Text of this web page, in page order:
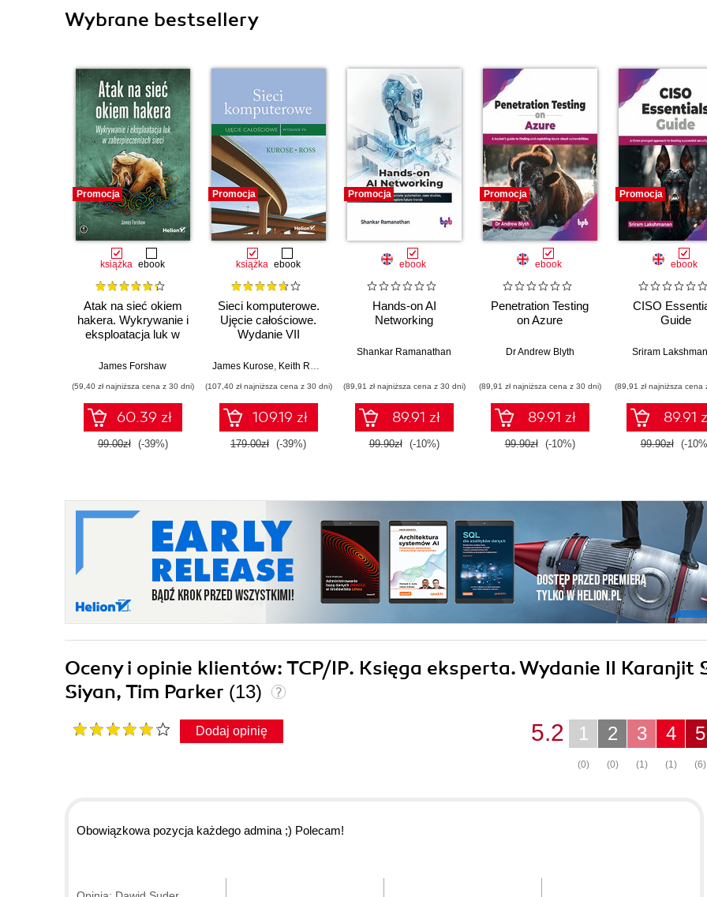
Wybrane bestsellery
Promocja
książka ebook
Atak na sieć okiem
hakera. Wykrywanie i
eksploatacja luk w
sieci
James Forshaw
(59,40 zł najniższa cena z 30 dni)
60.39 zł
99.00zł (-39%)
Promocja
książka ebook
Sieci komputerowe.
Ujęcie całościowe.
Wydanie VII
James Kurose, Keith Ross
(107,40 zł najniższa cena z 30 dni)
109.19 zł
179.00zł (-39%)
Promocja
ebook
Hands-on AI
Networking
Shankar Ramanathan
(89,91 zł najniższa cena z 30 dni)
89.91 zł
99.90zł (-10%)
Promocja
ebook
Penetration Testing
on Azure
Dr Andrew Blyth
(89,91 zł najniższa cena z 30 dni)
89.91 zł
99.90zł (-10%)
Promocja
ebook
CISO
Guide
Sriram
(89,91 zł najniższa cena
89.91
99.90zł (-
Oceny i opinie klientów: TCP/IP. Księga eksperta. Wydanie II Karanjit
Siyan, Tim Parker (13)
Dodaj opinię 5
(6)
4
(1)
3
(1)
2
(0)
1
(0)
5.2
Obowiązkowa pozycja każdego admina ;) Polecam!